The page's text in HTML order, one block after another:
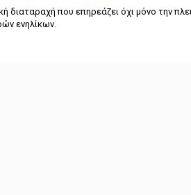
διαταραχή που επηρεάζει όχι μόνο την
ενηλίκων.